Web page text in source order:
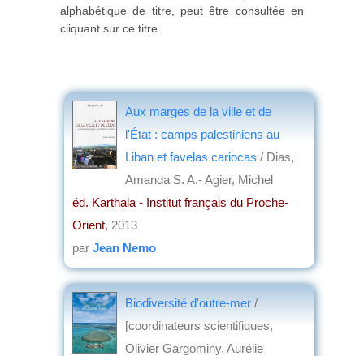
alphabétique de titre, peut être consultée en
cliquant sur ce titre.
Aux marges de la ville et de
l'État : camps palestiniens au
Liban et favelas cariocas / Dias,
Amanda S. A.- Agier, Michel
éd. Karthala - Institut français du Proche-
Orient, 2013
par Jean Nemo
Biodiversité d'outre-mer /
[coordinateurs scientifiques,
Olivier Gargominy, Aurélie